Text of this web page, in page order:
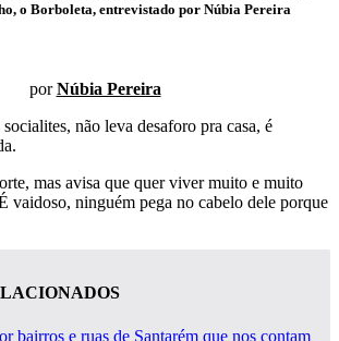
o Borboleta, entrevistado por Núbia Pereira
porNúbia Pereira
não leva desaforo pra casa, é
mas avisa que quer viver muito e muito
vaidoso, ninguém pega no cabelo dele porque
bairros e ruas de Santarém que nos contam